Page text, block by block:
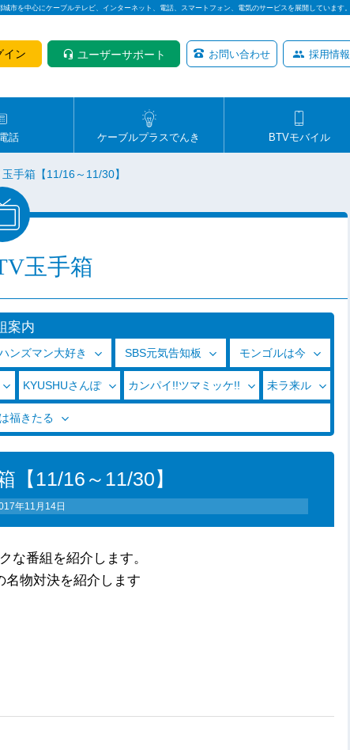
城市を中心にケーブルテレビ、インターネット、電話、スマートフォン、電気のサービスを展開しています。
イン ユーザーサポート お問い合わせ 採用情報
話 ケーブルプラスでんき BTVモバイル
手箱【11/16～11/30】
玉手箱
案内
ンズマン大好き SBS元気告知板 モンゴルは今
KYUSHUさんぽ カンパイ!!ツマミッケ!! 未ラ来ル
福きたる
【11/16～11/30】
年11月14日
な番組を紹介します。
名物対決を紹介します